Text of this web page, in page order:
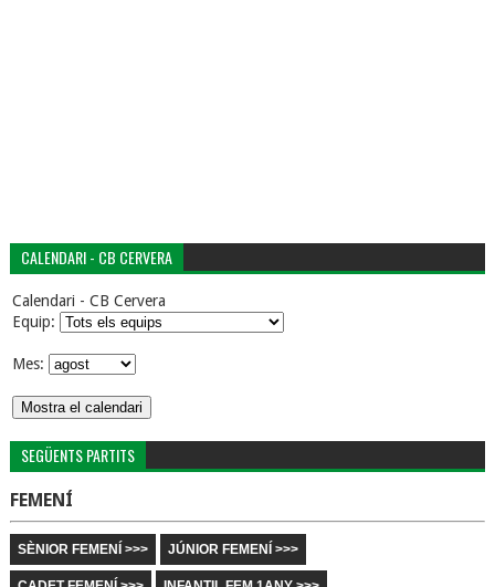
CALENDARI - CB CERVERA
Calendari - CB Cervera
Equip:
Mes:
SEGÜENTS PARTITS
FEMENÍ
SÈNIOR FEMENÍ >>> JÚNIOR FEMENÍ >>>